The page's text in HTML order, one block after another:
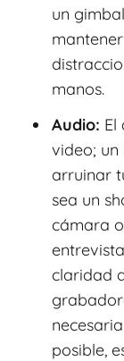
un
manos.
Audio: El
video;
arruinar
sea un
cámara
claridad
posible,